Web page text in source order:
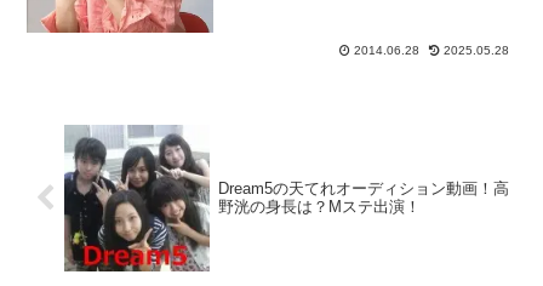
噂が原因で一度離婚しましたが、2010年
2014.06.28 2025.05.28
Dream5の天てれオーディション動画！高
野洸の身長は？Mステ出演！